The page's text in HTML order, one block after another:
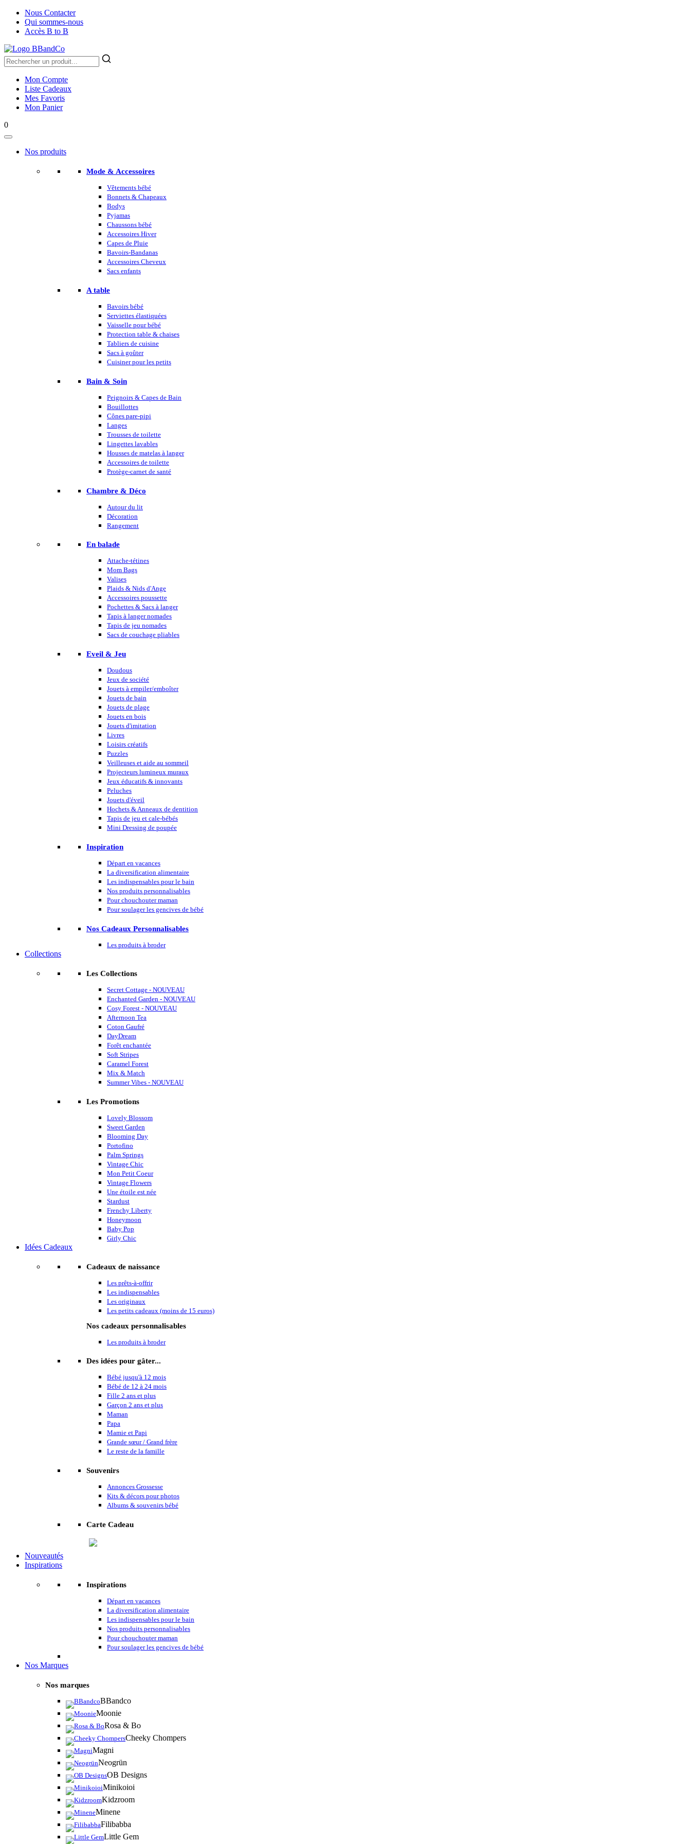
Nous Contacter
Qui sommes-nous
Accès B to B
Mon Compte
Liste Cadeaux
Mes Favoris
Mon Panier
0
Nos produits
Mode & Accessoires
Vêtements bébé
Bonnets & Chapeaux
Bodys
Pyjamas
Chaussons bébé
Accessoires Hiver
Capes de Pluie
Bavoirs-Bandanas
Accessoires Cheveux
Sacs enfants
A table
Bavoirs bébé
Serviettes élastiquées
Vaisselle pour bébé
Protection table & chaises
Tabliers de cuisine
Sacs à goûter
Cuisiner pour les petits
Bain & Soin
Peignoirs & Capes de Bain
Bouillottes
Cônes pare-pipi
Langes
Trousses de toilette
Lingettes lavables
Housses de matelas à langer
Accessoires de toilette
Protège-carnet de santé
Chambre & Déco
Autour du lit
Décoration
Rangement
En balade
Attache-tétines
Mom Bags
Valises
Plaids & Nids d'Ange
Accessoires poussette
Pochettes & Sacs à langer
Tapis à langer nomades
Tapis de jeu nomades
Sacs de couchage pliables
Eveil & Jeu
Doudous
Jeux de société
Jouets à empiler/emboîter
Jouets de bain
Jouets de plage
Jouets en bois
Jouets d'imitation
Livres
Loisirs créatifs
Puzzles
Veilleuses et aide au sommeil
Projecteurs lumineux muraux
Jeux éducatifs & innovants
Peluches
Jouets d'éveil
Hochets & Anneaux de dentition
Tapis de jeu et cale-bébés
Mini Dressing de poupée
Inspiration
Départ en vacances
La diversification alimentaire
Les indispensables pour le bain
Nos produits personnalisables
Pour chouchouter maman
Pour soulager les gencives de bébé
Nos Cadeaux Personnalisables
Les produits à broder
Collections
Les Collections
Secret Cottage - NOUVEAU
Enchanted Garden - NOUVEAU
Cosy Forest - NOUVEAU
Afternoon Tea
Coton Gaufré
DayDream
Forêt enchantée
Soft Stripes
Caramel Forest
Mix & Match
Summer Vibes - NOUVEAU
Les Promotions
Lovely Blossom
Sweet Garden
Blooming Day
Portofino
Palm Springs
Vintage Chic
Mon Petit Coeur
Vintage Flowers
Une étoile est née
Stardust
Frenchy Liberty
Honeymoon
Baby Pop
Girly Chic
Idées Cadeaux
Cadeaux de naissance
Les prêts-à-offrir
Les indispensables
Les originaux
Les petits cadeaux (moins de 15 euros)
Nos cadeaux personnalisables
Les produits à broder
Des idées pour gâter...
Bébé jusqu'à 12 mois
Bébé de 12 à 24 mois
Fille 2 ans et plus
Garçon 2 ans et plus
Maman
Papa
Mamie et Papi
Grande sœur / Grand frère
Le reste de la famille
Souvenirs
Annonces Grossesse
Kits & décors pour photos
Albums & souvenirs bébé
Carte Cadeau
Nouveautés
Inspirations
Inspirations
Départ en vacances
La diversification alimentaire
Les indispensables pour le bain
Nos produits personnalisables
Pour chouchouter maman
Pour soulager les gencives de bébé
Nos Marques
Nos marques
BBandco
Moonie
Rosa & Bo
Cheeky Chompers
Magni
Neogrün
OB Designs
Minikoioi
Kidzroom
Minene
Filibabba
Little Gem